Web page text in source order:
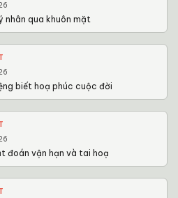
nhân qua khuôn mặt
biết hoạ phúc cuộc đời
đoán vận hạn và tai hoạ